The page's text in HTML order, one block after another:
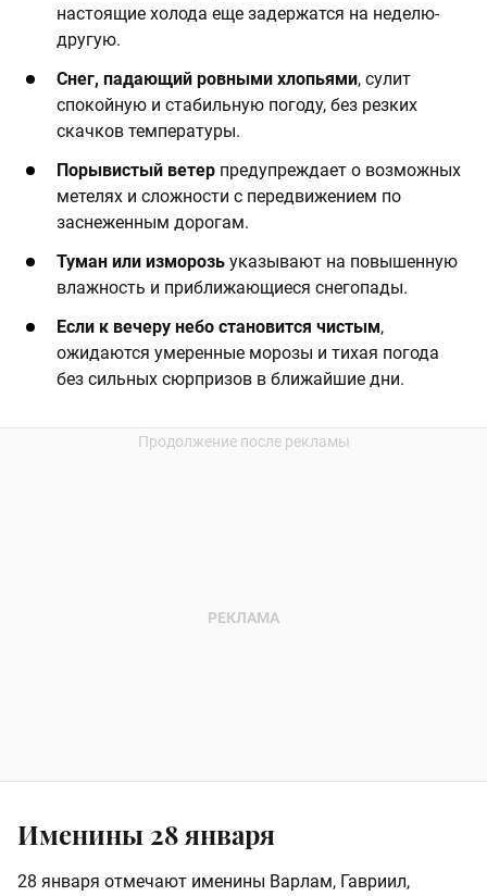
настоящие холода еще задержатся на неделю-
другую.
Снег, падающий ровными хлопьями, сулит
спокойную и стабильную погоду, без резких
скачков температуры.
Порывистый ветер предупреждает о возможных
метелях и сложности с передвижением по
заснеженным дорогам.
Туман или изморозь указывают на повышенную
влажность и приближающиеся снегопады.
Если к вечеру небо становится чистым,
ожидаются умеренные морозы и тихая погода
без сильных сюрпризов в ближайшие дни.
Именины 28 января
28 января отмечают именины Варлам, Гавриил,